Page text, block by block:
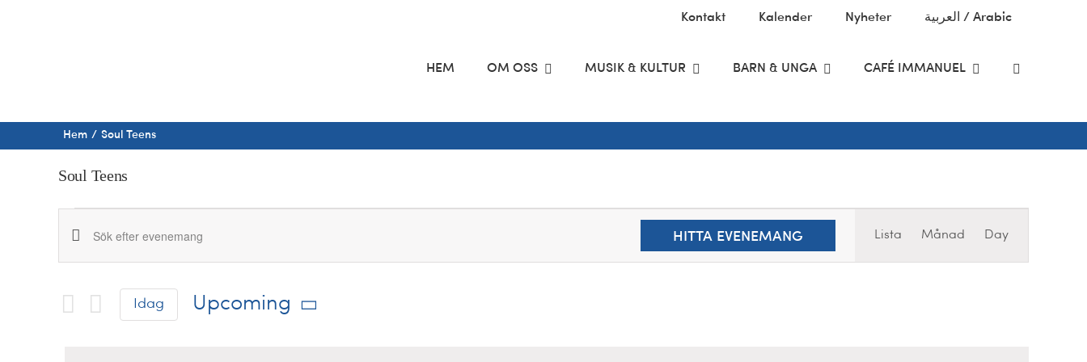
Kontakt Kalender Nyheter العربية / Arabic
HEM OM OSS MUSIK & KULTUR BARN & UNGA CAFÉ IMMANUEL
Hem Soul Teens
Soul Teens
Evenemang
Evenemang
and
Ange
nyckelord.
Evenemang
HITTA EVENEMANG
Views
Navigation
Lista Månad Day
Idag
Upcoming